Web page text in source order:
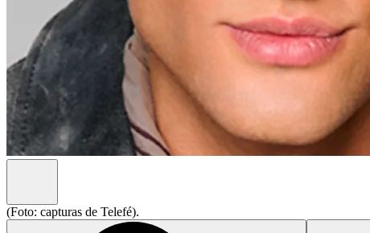
(Foto: capturas de Telefé).